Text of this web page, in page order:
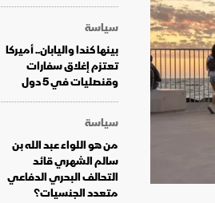
سياسة
بينها كندا واليابان.. أميركا
تعتزم إغلاق سفارات
وقنصليات في 5 دول
سياسة
من هو اللواء عبد الله بن
سالم الشهري قائد
التحالف البحري الدفاعي
متعدد الجنسيات؟